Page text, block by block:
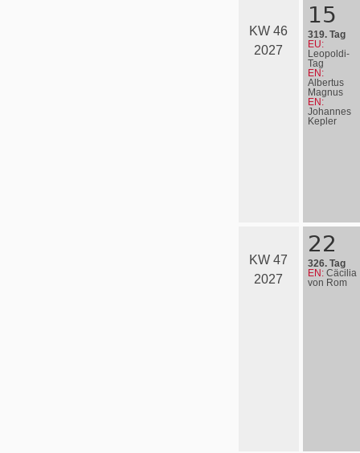
KW 46
2027
15
319. Tag
EU:
Leopoldi-
Tag
EN:
Albertus
Magnus
EN:
Johannes
Kepler
KW 47
2027
22
326. Tag
EN: Cäcilia
von Rom